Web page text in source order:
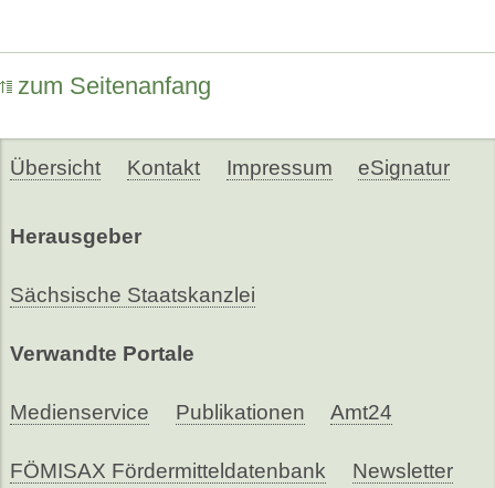
zum Seitenanfang
Übersicht Kontakt Impressum eSignatur
Herausgeber
Sächsische Staatskanzlei
Verwandte Portale
Medienservice Publikationen Amt24
FÖMISAX Fördermitteldatenbank Newsletter